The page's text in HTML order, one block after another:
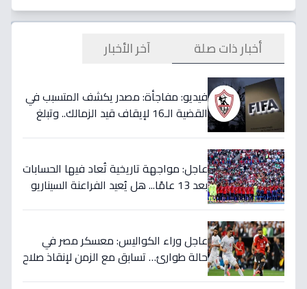
أخبار ذات صلة آخر الأخبار
فيديو: مفاجأة: مصدر يكشف المتسبب في
القضية الـ16 لإيقاف قيد الزمالك.. وتبلغ
عاجل: مواجهة تاريخية تُعاد فيها الحسابات
بعد 13 عامًا... هل يُعيد الفراعنة السيناريو
عاجل وراء الكواليس: معسكر مصر في
حالة طوارئ… تسابق مع الزمن لإنقاذ صلاح